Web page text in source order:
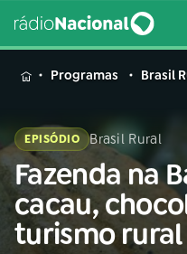
MENU
Buscar
na
Rádio
Nacional
Programas Brasil
EPISÓDIO Brasil Rural
Fazenda na
cacau,
turismo